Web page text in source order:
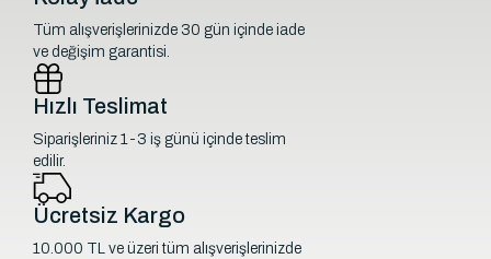
Tüm alışverişlerinizde 30 gün içinde iade
ve değişim garantisi.
Hızlı Teslimat
Siparişleriniz 1-3 iş günü içinde teslim
edilir.
Ücretsiz Kargo
10.000 TL ve üzeri tüm alışverişlerinizde